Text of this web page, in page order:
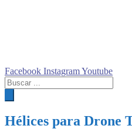
Facebook InstagramYoutube
Búsqueda
de
productos
Hélices para Drone